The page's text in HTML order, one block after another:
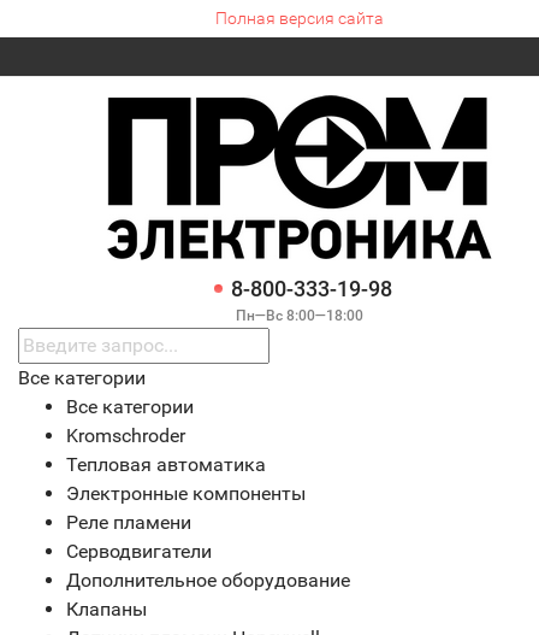
Полная версия сайта
8-800-333-19-98
Пн—Вс 8:00—18:00
Все категории
Все категории
Kromschroder
Тепловая автоматика
Электронные компоненты
Реле пламени
Серводвигатели
Дополнительное оборудование
Клапаны